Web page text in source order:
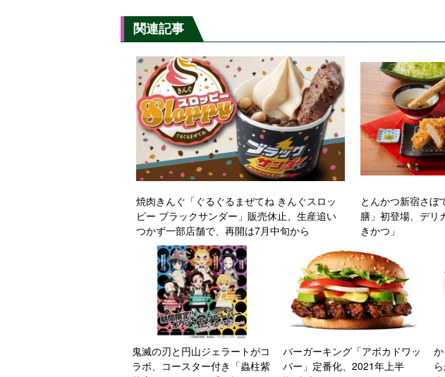
関連記事
焼肉きんぐ「ぐるぐるまぜてね きんぐスロッ
ピー ブラックサンダー」販売休止、生産追い
つかず一部店舗で、再開は7月中旬から
とんかつ新宿さぼ
膳」初登場、デリ
きかつ」
鬼滅の刃と円山ジェラートがコ
ラボ、コースター付き「蟲柱紫
バーガーキング「アボカドワッ
パー」定番化、2021年上半